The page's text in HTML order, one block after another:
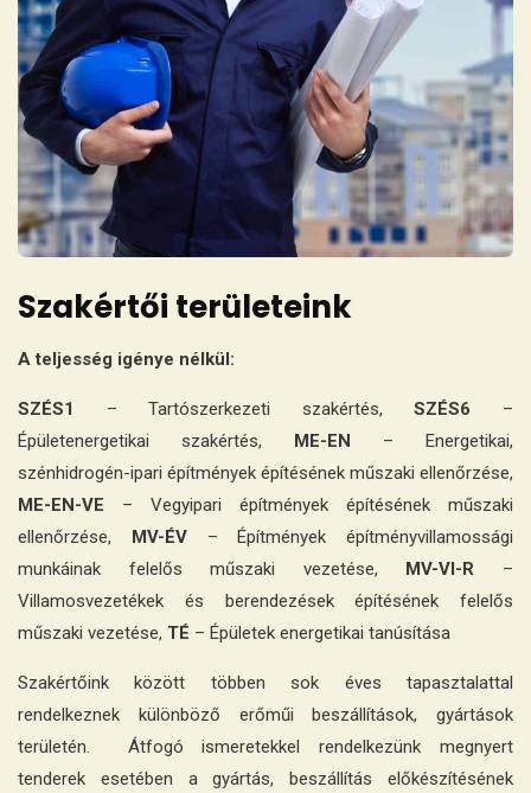
Szakértői területeink
A teljesség igénye nélkül:
SZÉS1 – Tartószerkezeti szakértés,SZÉS6 –
Épületenergetikai szakértés, ME-EN – Energetikai,
szénhidrogén-ipari építmények építésének műszaki ellenőrzése,
ME-EN-VE – Vegyipari építmények építésének műszaki
ellenőrzése, MV-ÉV– Építmények építményvillamossági
munkáinak felelős műszaki vezetése, MV-VI-R –
Villamosvezetékek és berendezések építésének felelős
műszaki vezetése, TÉ – Épületek energetikai tanúsítása
Szakértőink között többen sok éves tapasztalattal
rendelkeznek különböző erőműi beszállítások, gyártások
területén. Átfogó ismeretekkel rendelkezünk megnyert
tenderek esetében a gyártás, beszállítás előkészítésének